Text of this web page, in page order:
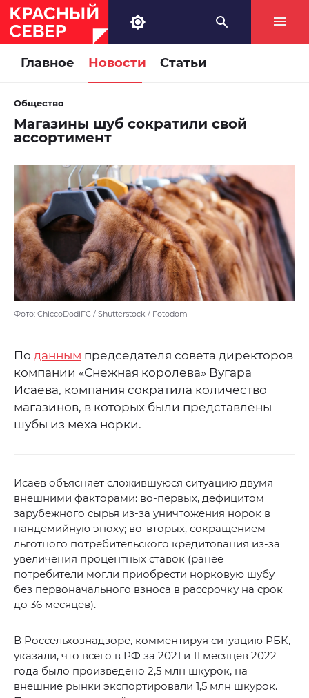
Главное Новости Статьи
Общество
Магазины шуб сократили свой
ассортимент
Фото: ChiccoDodiFC / Shutterstock / Fotodom
По данным председателя совета директоров
компании «Снежная королева» Вугара
Исаева, компания сократила количество
магазинов, в которых были представлены
шубы из меха норки.
Исаев объясняет сложившуюся ситуацию двумя
внешними факторами: во-первых, дефицитом
зарубежного сырья из-за уничтожения норок в
пандемийную эпоху; во-вторых, сокращением
льготного потребительского кредитования из-за
увеличения процентных ставок (ранее
потребители могли приобрести норковую шубу
без первоначального взноса в рассрочку на срок
до 36 месяцев).
В Россельхознадзоре, комментируя ситуацию РБК,
указали, что всего в РФ за 2021 и 11 месяцев 2022
года было произведено 2,5 млн шкурок, на
внешние рынки экспортировали 1,5 млн шкурок.